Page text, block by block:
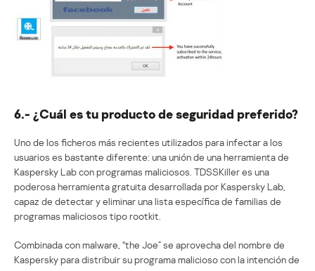
6.- ¿Cuál es tu producto de seguridad preferido?
Uno de los ficheros más recientes utilizados para infectar a los
usuarios es bastante diferente: una unión de una herramienta de
Kaspersky Lab con programas maliciosos. TDSSKiller es una
poderosa herramienta gratuita desarrollada por Kaspersky Lab,
capaz de detectar y eliminar una lista específica de familias de
programas maliciosos tipo rootkit.
Combinada con malware, “the Joe” se aprovecha del nombre de
Kaspersky para distribuir su programa malicioso con la intención de